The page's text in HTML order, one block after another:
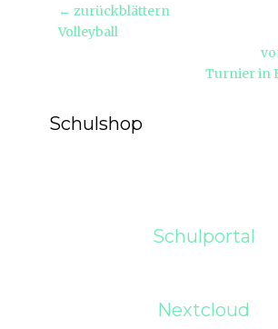
Beitragsnavigation
← zurückblättern
Vorheriger
Volleyball
Turnier in
Schulshop
Schulportal
Nextcloud